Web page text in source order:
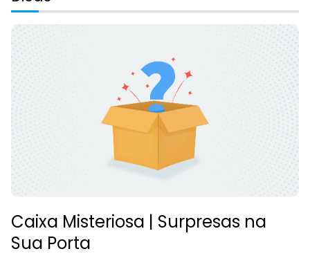
Caixa Misteriosa | Surpresas na
Sua Porta